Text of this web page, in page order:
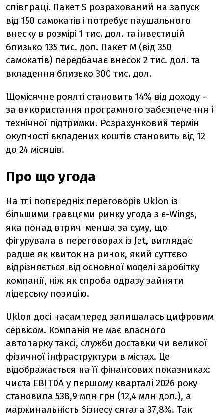
співпраці. Пакет S розрахований на запуск
від 150 самокатів і потребує паушального
внеску в розмірі 1 тис. дол. та інвестицій
близько 135 тис. дол. Пакет M (від 350
самокатів) передбачає внесок 2 тис. дол. та
вкладення близько 300 тис. дол.
Щомісячне роялті становить 14% від доходу –
за використання програмного забезпечення і
технічної підтримки. Розрахунковий термін
окупності вкладених коштів становить від 12
до 24 місяців.
Про що угода
На тлі попередніх переговорів Uklon із
більшими гравцями ринку угода з e-Wings,
яка понад втричі менша за суму, що
фігурувала в переговорах із Jet, виглядає
радше як квиток на ринок, який суттєво
відрізняється від основної моделі заробітку
компанії, ніж як спроба одразу зайняти
лідерську позицію.
Uklon досі насамперед залишалась цифровим
сервісом. Компанія не має власного
автопарку таксі, служби доставки чи великої
фізичної інфраструктури в містах. Це
відображається на її фінансових показниках:
чиста EBITDA у першому кварталі 2026 року
становила 538,9 млн грн (12,4 млн дол.), а
маржинальність бізнесу сягала 37,8%. Такі